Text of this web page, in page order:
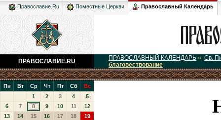
Православие.Ru Поместные Церкви Православный Календарь
ПРАВОСЛАВИЕ.RU ПРАВОСЛАВНЫЙ КАЛЕНДАРЬ » Св.
благовествование
Пн Вт Ср Чт Пт Сб
Вс
1
2 3 4
5
6
7 8 9 10 11
12
13
14 15 16 17 18
19